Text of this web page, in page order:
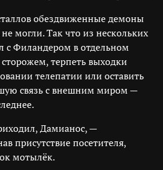
обездвиженные демоны
могли. Так что из нескольких
с Филандером в отдельном
терпеть выходки
телепатии или оставить
связь с внешним миром —
Дамианос, —
присутствие посетителя,
мотылёк.